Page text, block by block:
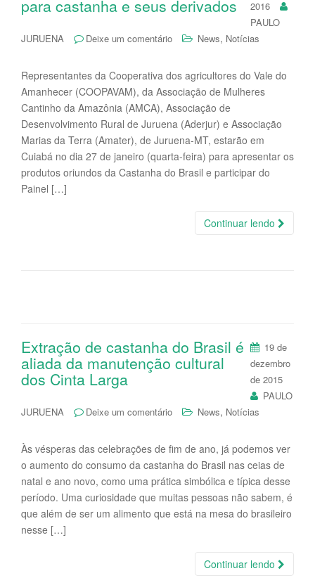
para castanha e seus derivados
2016
PAULO
JURUENA
Deixe um comentário News, Notícias
Representantes da Cooperativa dos agricultores do Vale do
Amanhecer (COOPAVAM), da Associação de Mulheres
Cantinho da Amazônia (AMCA), Associação de
Desenvolvimento Rural de Juruena (Aderjur) e Associação
Marias da Terra (Amater), de Juruena-MT, estarão em
Cuiabá no dia 27 de janeiro (quarta-feira) para apresentar os
produtos oriundos da Castanha do Brasil e participar do
Painel […]
Continuar lendo
Extração de castanha do Brasil é
aliada da manutenção cultural
dos Cinta Larga
19 de
dezembro
de 2015
PAULO
JURUENA
Deixe um comentário News, Notícias
Às vésperas das celebrações de fim de ano, já podemos ver
o aumento do consumo da castanha do Brasil nas ceias de
natal e ano novo, como uma prática simbólica e típica desse
período. Uma curiosidade que muitas pessoas não sabem, é
que além de ser um alimento que está na mesa do brasileiro
nesse […]
Continuar lendo